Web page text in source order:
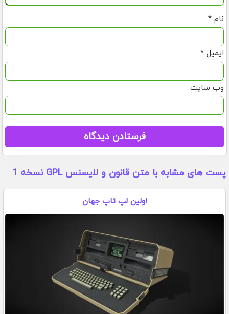
نام *
ایمیل *
وب‌ سایت
پست های مشابه با متن قانون و لایسنس GPL نسخه 1
اولین لپ تاپ جهان